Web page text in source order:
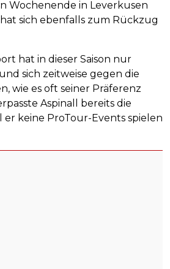
Wochenende in Leverkusen
sich ebenfalls zum Rückzug
hat in dieser Saison nur
sich zeitweise gegen die
wie es oft seiner Präferenz
Aspinall bereits die
er keine ProTour-Events spielen